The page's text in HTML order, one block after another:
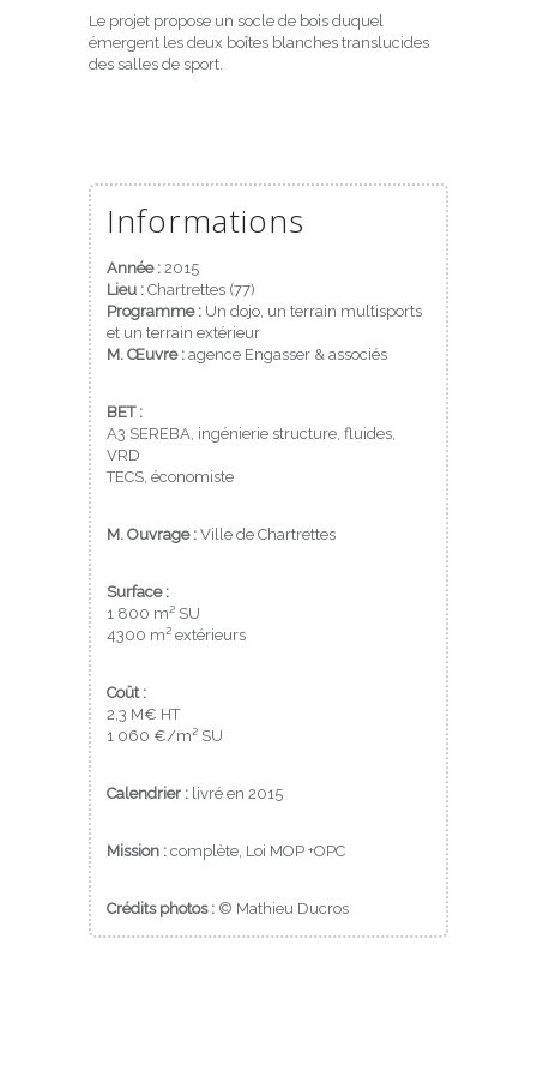
Le projet propose un socle de bois duquel
émergent les deux boîtes blanches translucides
des salles de sport.
Informations
Année : 2015
Lieu : Chartrettes (77)
Programme : Un dojo, un terrain multisports
et un terrain extérieur
M. Œuvre : agence Engasser & associés
BET :
A3 SEREBA, ingénierie structure, fluides,
VRD
TECS, économiste
M. Ouvrage : Ville de Chartrettes
Surface :
1 800 m² SU
4300 m² extérieurs
Coût :
2,3 M€ HT
1 060 €/m² SU
Calendrier : livré en 2015
Mission : complète, Loi MOP +OPC
Crédits photos : © Mathieu Ducros